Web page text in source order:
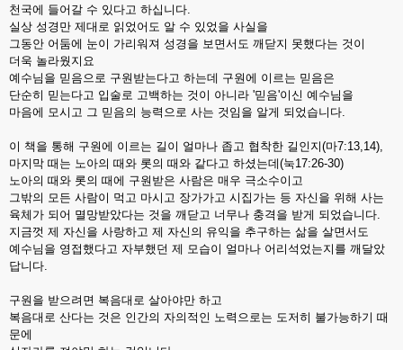
천국에 들어갈 수 있다고 하십니다.
실상 성경만 제대로 읽었어도 알 수 있었을 사실을
그동안 어둠에 눈이 가리워져 성경을 보면서도 깨닫지 못했다는 것이
더욱 놀라웠지요
예수님을 믿음으로 구원받는다고 하는데 구원에 이르는 믿음은
단순히 믿는다고 입술로 고백하는 것이 아니라 '믿음'이신 예수님을
마음에 모시고 그 믿음의 능력으로 사는 것임을 알게 되었습니다.
이 책을 통해 구원에 이르는 길이 얼마나 좁고 협착한 길인지(마7:13,14),
마지막 때는 노아의 때와 롯의 때와 같다고 하셨는데(눅17:26-30)
노아의 때와 롯의 때에 구원받은 사람은 매우 극소수이고
그밖의 모든 사람이 먹고 마시고 장가가고 시집가는 등 자신을 위해 사는
육체가 되어 멸망받았다는 것을 깨닫고 너무나 충격을 받게 되었습니다.
지금껏 제 자신을 사랑하고 제 자신의 유익을 추구하는 삶을 살면서도
예수님을 영접했다고 자부했던 제 모습이 얼마나 어리석었는지를 깨달았
답니다.
구원을 받으려면 복음대로 살아야만 하고
복음대로 산다는 것은 인간의 자의적인 노력으로는 도저히 불가능하기 때
문에